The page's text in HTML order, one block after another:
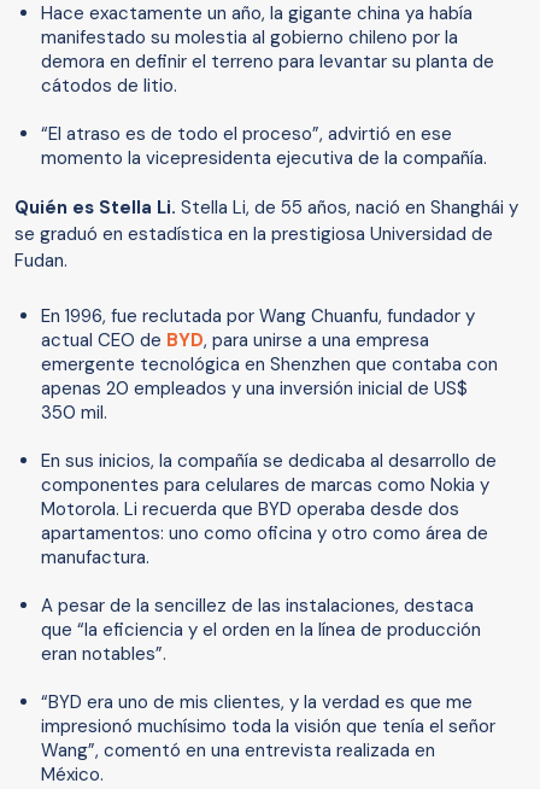
Hace exactamente un año, la gigante china ya había
manifestado su molestia al gobierno chileno por la
demora en definir el terreno para levantar su planta de
cátodos de litio.
“El atraso es de todo el proceso”, advirtió en ese
momento la vicepresidenta ejecutiva de la compañía.
Quién es Stella Li. Stella Li, de 55 años, nació en Shanghái y
se graduó en estadística en la prestigiosa Universidad de
Fudan.
En 1996, fue reclutada por Wang Chuanfu, fundador y
actual CEO de BYD, para unirse a una empresa
emergente tecnológica en Shenzhen que contaba con
apenas 20 empleados y una inversión inicial de US$
350 mil.
En sus inicios, la compañía se dedicaba al desarrollo de
componentes para celulares de marcas como Nokia y
Motorola. Li recuerda que BYD operaba desde dos
apartamentos: uno como oficina y otro como área de
manufactura.
A pesar de la sencillez de las instalaciones, destaca
que “la eficiencia y el orden en la línea de producción
eran notables”.
“BYD era uno de mis clientes, y la verdad es que me
impresionó muchísimo toda la visión que tenía el señor
Wang”, comentó en una entrevista realizada en
México.